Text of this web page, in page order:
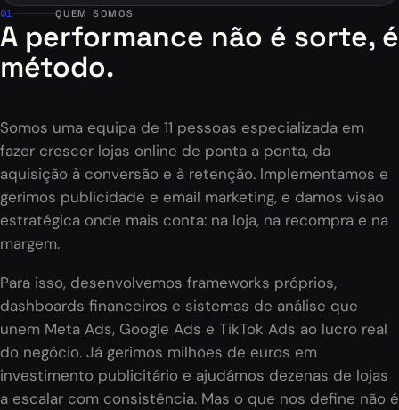
01 QUEM SOMOS
A performance não é sorte, é
método.
Somos uma equipa de 11 pessoas especializada em
fazer crescer lojas online de ponta a ponta, da
aquisição à conversão e à retenção. Implementamos e
gerimos publicidade e email marketing, e damos visão
estratégica onde mais conta: na loja, na recompra e na
margem.
Para isso, desenvolvemos frameworks próprios,
dashboards financeiros e sistemas de análise que
unem Meta Ads, Google Ads e TikTok Ads ao lucro real
do negócio. Já gerimos milhões de euros em
investimento publicitário e ajudámos dezenas de lojas
a escalar com consistência. Mas o que nos define não é